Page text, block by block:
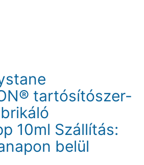
tartósítószer-
10ml Szállítás:
belül